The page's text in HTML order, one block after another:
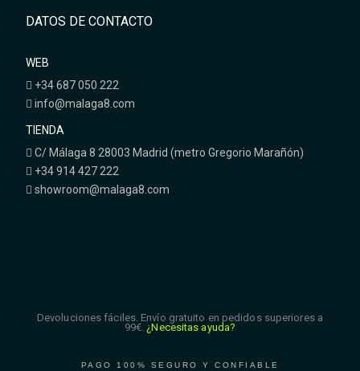
DATOS DE CONTACTO
WEB
+34 687 050 222
info@malaga8.com
TIENDA
C/ Málaga 8 28003 Madrid (metro Gregorio Marañón)
+34 914 427 222
showroom@malaga8.com
Devoluciones fáciles. Envío gratuito en pedidos superiores a
99€. ¿Necesitas ayuda?
PAGO 100% SEGURO Y CONFIABLE